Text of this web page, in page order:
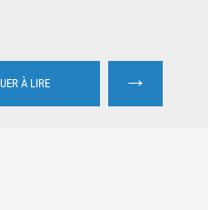
À LIRE →